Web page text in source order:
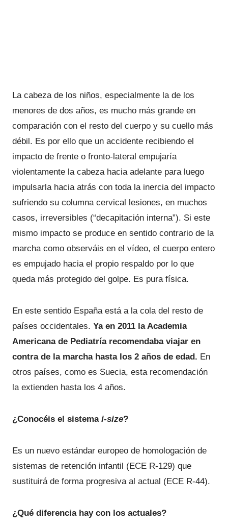
La cabeza de los niños, especialmente la de los
menores de dos años, es mucho más grande en
comparación con el resto del cuerpo y su cuello más
débil. Es por ello que un accidente recibiendo el
impacto de frente o fronto-lateral empujaría
violentamente la cabeza hacia adelante para luego
impulsarla hacia atrás con toda la inercia del impacto
sufriendo su columna cervical lesiones, en muchos
casos, irreversibles (“decapitación interna”). Si este
mismo impacto se produce en sentido contrario de la
marcha como observáis en el vídeo, el cuerpo entero
es empujado hacia el propio respaldo por lo que
queda más protegido del golpe. Es pura física.
En este sentido España está a la cola del resto de
países occidentales. Ya en 2011 la Academia
Americana de Pediatría recomendaba viajar en
contra de la marcha hasta los 2 años de edad. En
otros países, como es Suecia, esta recomendación
la extienden hasta los 4 años.
¿Conocéis el sistema i-size?
Es un nuevo estándar europeo de homologación de
sistemas de retención infantil (ECE R-129) que
sustituirá de forma progresiva al actual (ECE R-44).
¿Qué diferencia hay con los actuales?